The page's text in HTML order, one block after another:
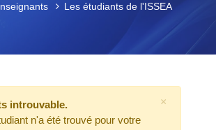
Les étudiants de l'ISSEA
introuvable.
n'a été trouvé pour votre
×